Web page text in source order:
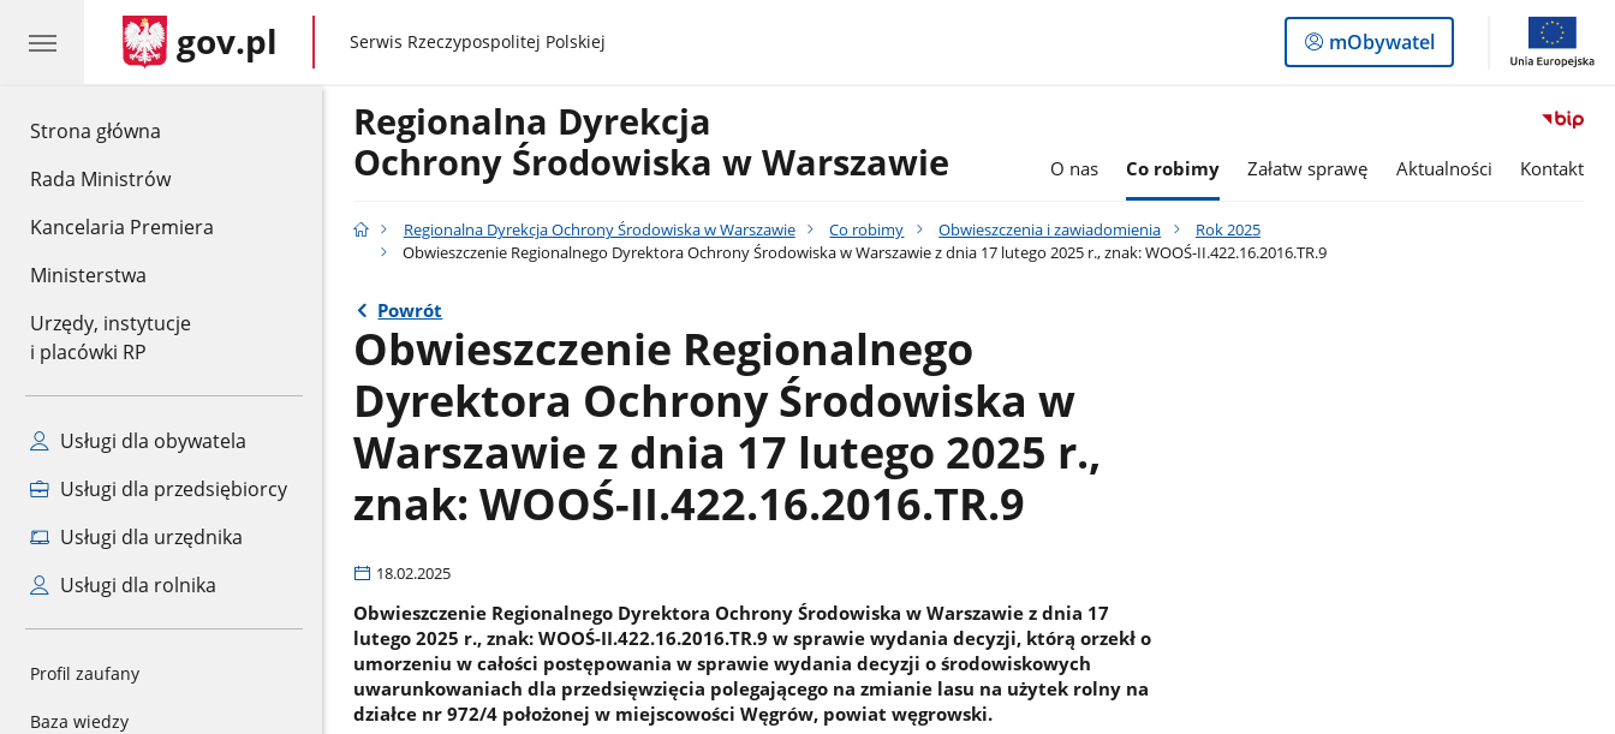
Strona główna
Rada Ministrów
Kancelaria Premiera
Ministerstwa
Urzędy, instytucje
i placówki RP
Usługi dla obywatela
Usługi dla przedsiębiorcy
Usługi dla urzędnika
Usługi dla rolnika
Profil zaufany
Baza wiedzy
gov.pl gov.pl
Serwis Rzeczypospolitej Polskiej
Logowanie
do
mObywatel
Regionalna Dyrekcja
Ochrony Środowiska w Warszawie
O nas Co robimy Załatw sprawę Aktualności Kontakt
Regionalna Dyrekcja Ochrony Środowiska w Warszawie Co robimy Obwieszczenia i zawiadomienia
Rok 2025
Obwieszczenie Regionalnego Dyrektora Ochrony Środowiska w Warszawie z dnia 17 lutego 2025 r., znak: WOOŚ-II.422.16.2016.TR.9
Powrót
Obwieszczenie Regionalnego
Dyrektora Ochrony Środowiska w
Warszawie z dnia 17 lutego 2025 r.,
znak: WOOŚ-II.422.16.2016.TR.9
18.02.2025
Obwieszczenie Regionalnego Dyrektora Ochrony Środowiska w Warszawie z dnia 17
lutego 2025 r., znak: WOOŚ-II.422.16.2016.TR.9 w sprawie wydania decyzji, którą orzekł o
umorzeniu w całości postępowania w sprawie wydania decyzji o środowiskowych
uwarunkowaniach dla przedsięwzięcia polegającego na zmianie lasu na użytek rolny na
działce nr 972/4 położonej w miejscowości Węgrów, powiat węgrowski.